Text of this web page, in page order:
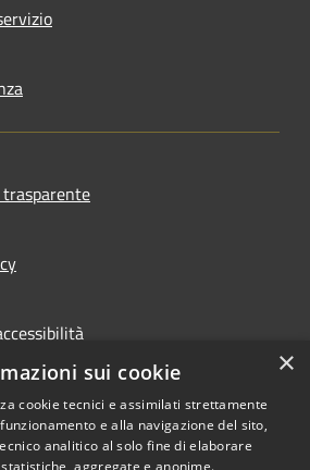
dal 2025
×
sui cookie
cookie tecnici e assimilati strettamente
e alla navigazione del sito,
analitico al solo fine di elaborare
aggregate e anonime.